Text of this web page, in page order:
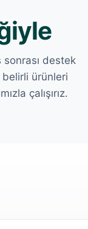
sonrası destek
belirli ürünleri
çalışırız.